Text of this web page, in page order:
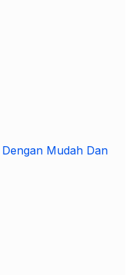
Mudah Dan